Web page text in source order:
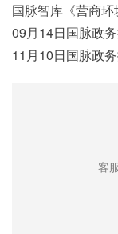
09月14日国脉政
11月10日国脉政
客